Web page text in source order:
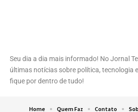
Seu dia a dia mais informado! No Jornal
últimas notícias sobre política, tecnologia
fique por dentro de tudo!
Home Quem Faz Contato